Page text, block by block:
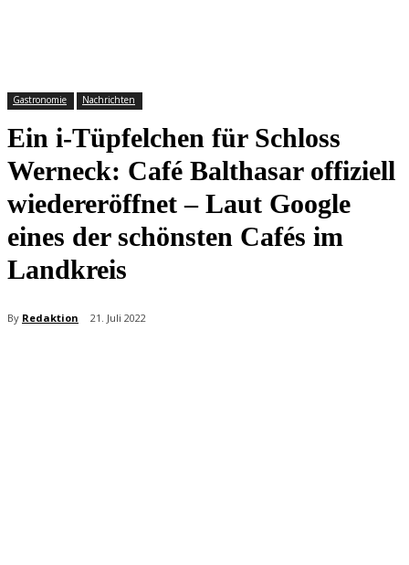
Gastronomie Nachrichten
Ein i-Tüpfelchen für Schloss
Werneck: Café Balthasar offiziell
wiedereröffnet – Laut Google
eines der schönsten Cafés im
Landkreis
By Redaktion 21. Juli 2022